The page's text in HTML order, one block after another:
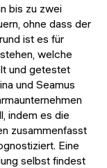
bis zu zwei
ohne dass der
ist es für
welche
und getestet
und Seamus
indem es die
zusammenfasst
Eine
selbst findest